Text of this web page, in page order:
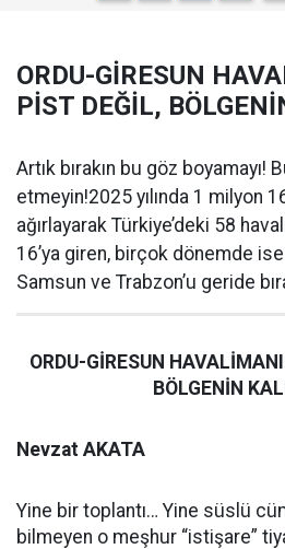
ORDU-GİRESUN
PİST DEĞİL,
Artık bırakın bu göz boyamayı!
etmeyin!2025 yılında 1 milyon
ağırlayarak Türkiye’deki 58
16’ya giren, birçok dönemde ise
Samsun ve Trabzon’u geride
ORDU-GİRESUN
BÖLGENİN
Nevzat AKATA
Yine bir toplantı… Yine süslü
bilmeyen o meşhur “istişare”